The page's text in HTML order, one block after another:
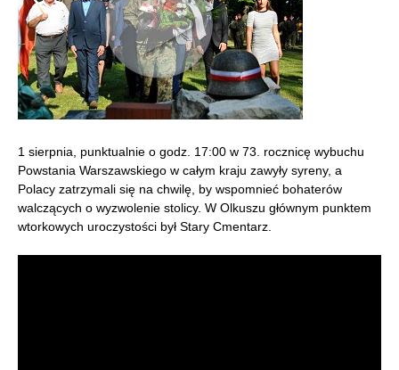
1 sierpnia, punktualnie o godz. 17:00 w 73. rocznicę wybuchu
Powstania Warszawskiego w całym kraju zawyły syreny, a
Polacy zatrzymali się na chwilę, by wspomnieć bohaterów
walczących o wyzwolenie stolicy. W Olkuszu głównym punktem
wtorkowych uroczystości był Stary Cmentarz.